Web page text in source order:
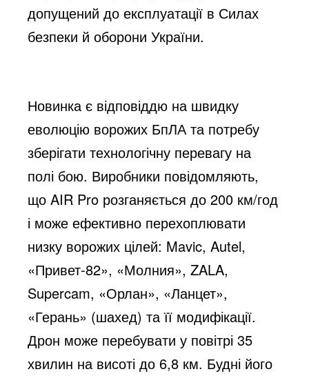
допущений до експлуатації в Силах
безпеки й оборони України.
Новинка є відповіддю на швидку
еволюцію ворожих БпЛА та потребу
зберігати технологічну перевагу на
полі бою. Виробники повідомляють,
що AIR Pro розганяється до 200 км/год
і може ефективно перехоплювати
низку ворожих цілей: Mavic, Autel,
«Привет-82», «Молния», ZALA,
Supercam, «Орлан», «Ланцет»,
«Герань» (шахед) та її модифікації.
Дрон може перебувати у повітрі 35
хвилин на висоті до 6,8 км. Будні його